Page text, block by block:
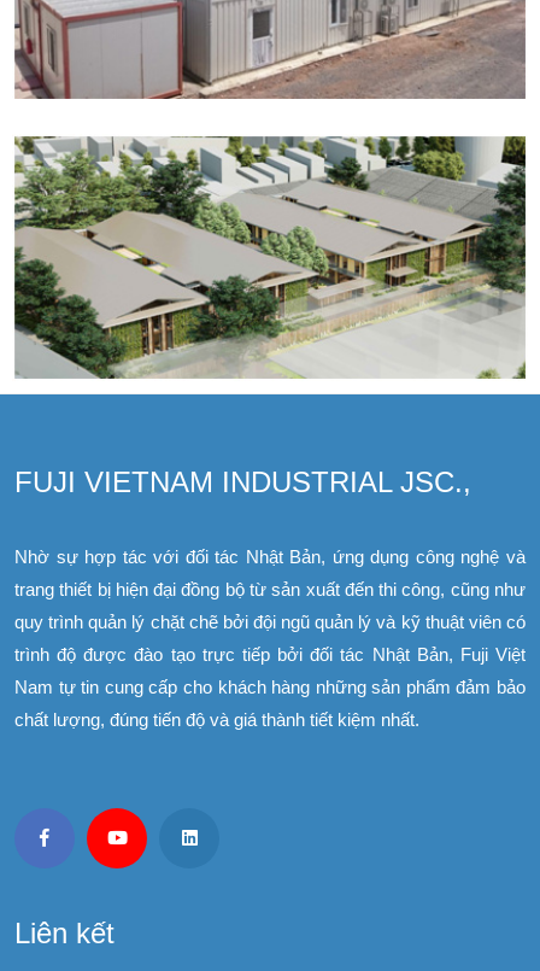
FUJI VIETNAM INDUSTRIAL JSC.,
Nhờ sự hợp tác với đối tác Nhật Bản, ứng dụng công nghệ và
trang thiết bị hiện đại đồng bộ từ sản xuất đến thi công, cũng như
quy trình quản lý chặt chẽ bởi đội ngũ quản lý và kỹ thuật viên có
trình độ được đào tạo trực tiếp bởi đối tác Nhật Bản, Fuji Việt
Nam tự tin cung cấp cho khách hàng những sản phẩm đảm bảo
chất lượng, đúng tiến độ và giá thành tiết kiệm nhất.
Liên kết